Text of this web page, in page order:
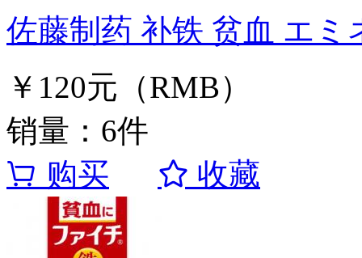
佐藤制药 补铁 贫血 エミ
￥120元（RMB）
销量：6件
购买
收藏